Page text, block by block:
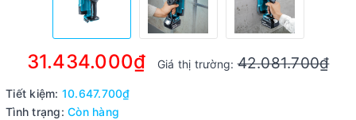
31.434.000₫ Giá thị trường:42.081.700₫
Tiết kiệm: 10.647.700₫
Tình trạng: Còn hàng